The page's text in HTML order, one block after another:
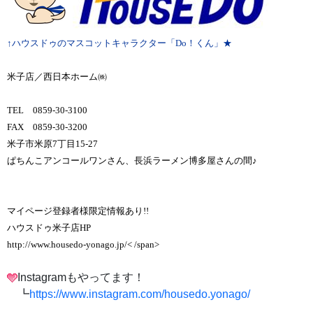
↑ハウスドゥのマスコットキャラクター「Do！くん」★
米子店／西日本ホーム㈱
TEL 0859-30-3100
FAX 0859-30-3200
米子市米原7丁目15-27
ぱちんこアンコールワンさん、長浜ラーメン博多屋さんの間♪
マイページ登録者様限定情報あり!!
ハウスドゥ米子店HP
http://www.housedo-yonago.jp/< /span>
Instagramもやってます！
┗https://www.instagram.com/housedo.yonago/